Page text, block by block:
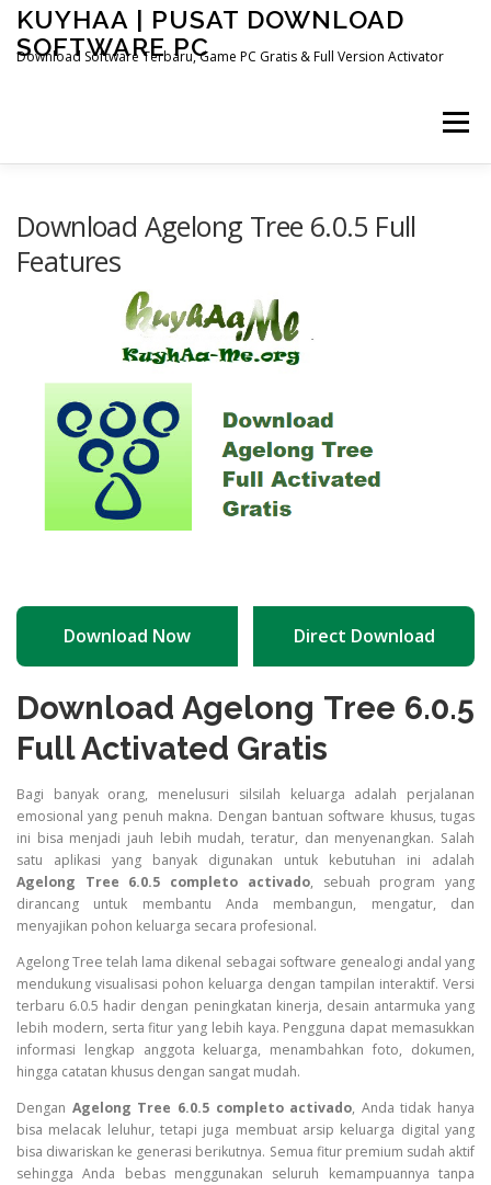
Skip
content
KUYHAA | PUSAT DOWNLOAD
SOFTWARE PC
Download Software Terbaru, Game PC Gratis & Full Version Activator
Menu
OTHER PAGES
Download Agelong Tree 6.0.5 Full
Features
Download Now Direct Download
Download Agelong Tree 6.0.5
Full Activated Gratis
Bagi banyak orang, menelusuri silsilah keluarga adalah perjalanan
emosional yang penuh makna. Dengan bantuan software khusus, tugas
ini bisa menjadi jauh lebih mudah, teratur, dan menyenangkan. Salah
satu aplikasi yang banyak digunakan untuk kebutuhan ini adalah
Agelong Tree 6.0.5 completo activado, sebuah program yang
dirancang untuk membantu Anda membangun, mengatur, dan
menyajikan pohon keluarga secara profesional.
Agelong Tree telah lama dikenal sebagai software genealogi andal yang
mendukung visualisasi pohon keluarga dengan tampilan interaktif. Versi
terbaru 6.0.5 hadir dengan peningkatan kinerja, desain antarmuka yang
lebih modern, serta fitur yang lebih kaya. Pengguna dapat memasukkan
informasi lengkap anggota keluarga, menambahkan foto, dokumen,
hingga catatan khusus dengan sangat mudah.
Dengan Agelong Tree 6.0.5 completo activado, Anda tidak hanya
bisa melacak leluhur, tetapi juga membuat arsip keluarga digital yang
bisa diwariskan ke generasi berikutnya. Semua fitur premium sudah aktif
sehingga Anda bebas menggunakan seluruh kemampuannya tanpa